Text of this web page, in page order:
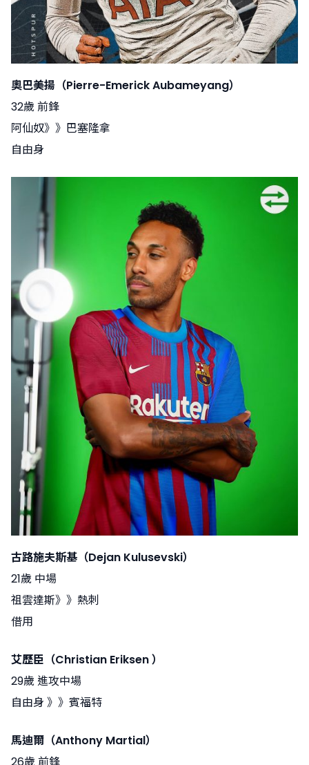
奧巴美揚（Pierre-Emerick Aubameyang）
32歲 前鋒
阿仙奴》》巴塞隆拿
自由身
古路施夫斯基（Dejan Kulusevski）
21歲 中場
祖雲達斯》》熱刺
借用
艾歷臣（Christian Eriksen ）
29歲 進攻中場
自由身 》》賓福特
馬迪爾（Anthony Martial）
26歲 前鋒